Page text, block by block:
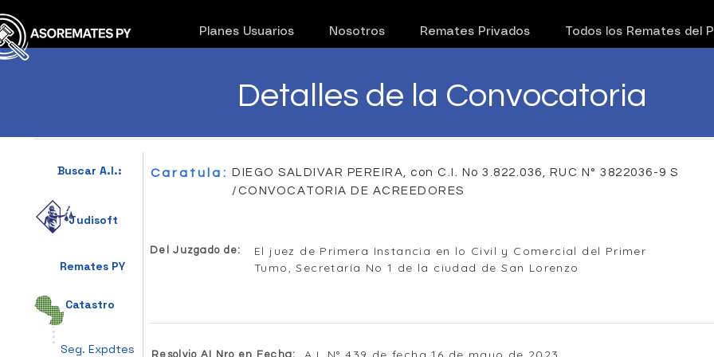
Planes Usuarios Nosotros Remates Privados Todos los Remates del
Detalles de la Convocatoria
Buscar A.I.:
Judisoft
Remates PY
Seg. Expdtes
Catastro
DIEGO SALDIVAR PEREIRA, con C.I. No 3.822.036, RUC N° 3822036-9 S
/CONVOCATORIA DE ACREEDORES
Caratula:
Del Juzgado de:
El juez de Primera Instancia en lo Civil y Comercial del Primer
Tumo, Secretaría No 1 de la ciudad de San Lorenzo
Resolvio AI Nro en Fecha: